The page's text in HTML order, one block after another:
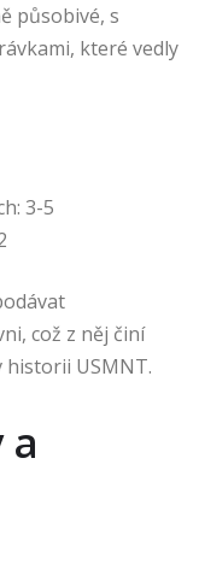
působivé, s
které vedly
3-5
což z něj činí
historii USMNT.
a